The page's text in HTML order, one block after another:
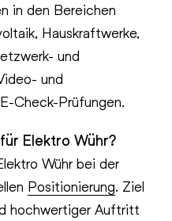
in den Bereichen
Hauskraftwerke,
und
und
Check-Prüfungen.
für Elektro Wühr?
Wühr bei der
Positionierung. Ziel
hochwertiger Auftritt